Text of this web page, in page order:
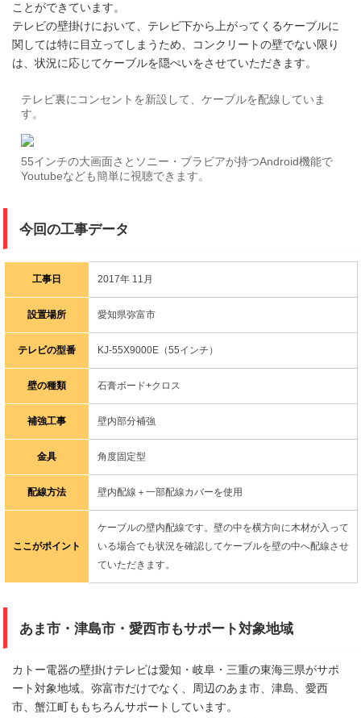
ことができています。
テレビの壁掛けにおいて、テレビ下から上がってくるケーブルに
関しては特に目立ってしまうため、コンクリートの壁でない限り
は、状況に応じてケーブルを隠ぺいをさせていただきます。
テレビ裏にコンセントを新設して、ケーブルを配線していま
す。
55インチの大画面さとソニー・ブラビアが持つAndroid機能で
Youtubeなども簡単に視聴できます。
今回の工事データ
工事日 2017年 11月
設置場所 愛知県弥富市
テレビの型番 KJ-55X9000E（55インチ）
壁の種類 石膏ボード+クロス
補強工事 壁内部分補強
金具 角度固定型
配線方法 壁内配線＋一部配線カバーを使用
ここがポイント
ケーブルの壁内配線です。壁の中を横方向に木材が入って
いる場合でも状況を確認してケーブルを壁の中へ配線させ
ていただきます。
あま市・津島市・愛西市もサポート対象地域
カトー電器の壁掛けテレビは愛知・岐阜・三重の東海三県がサポ
ート対象地域。弥富市だけでなく、周辺のあま市、津島、愛西
市、蟹江町ももちろんサポートしています。